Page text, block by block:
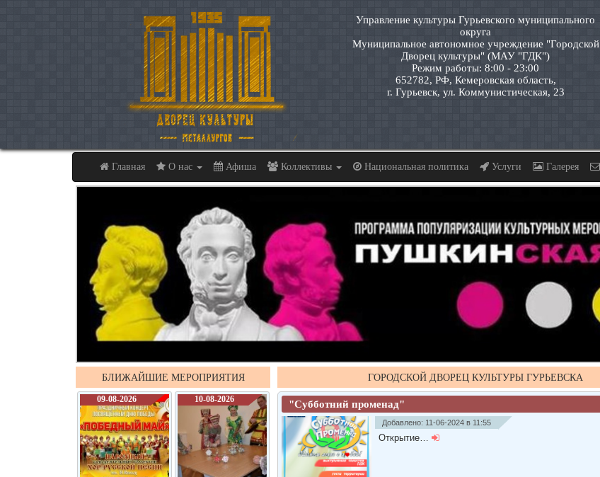
Управление культуры Гурьевского муниципального
округа
Муниципальное автономное учреждение "Городской
Дворец культуры" (МАУ "ГДК")
Режим работы: 8:00 - 23:00
652782, РФ, Кемеровская область,
г. Гурьевск, ул. Коммунистическая, 23
Главная О нас Афиша Коллективы Национальная политика Услуги Галерея
БЛИЖАЙШИЕ МЕРОПРИЯТИЯ
09-08-2026 10-08-2026
ГОРОДСКОЙ ДВОРЕЦ КУЛЬТУРЫ ГУРЬЕВСКА
"Субботний променад"
Добавлено: 11-06-2024 в 11:55
Открытие…